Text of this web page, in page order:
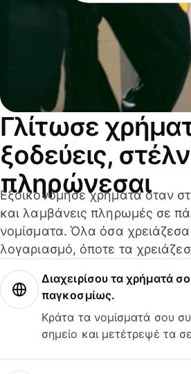
Γλίτωσε
ξοδεύεις,
πληρώνεσαι
Εξοικονόμησε χρήματα όταν
και λαμβάνεις πληρωμές σε
νομίσματα. Όλα όσα
λογαριασμό, όποτε τα
Διαχειρίσου τα χρήματά
παγκοσμίως.
Κράτα τα νομίσματά σου
σημείο και μετέτρεψέ τα